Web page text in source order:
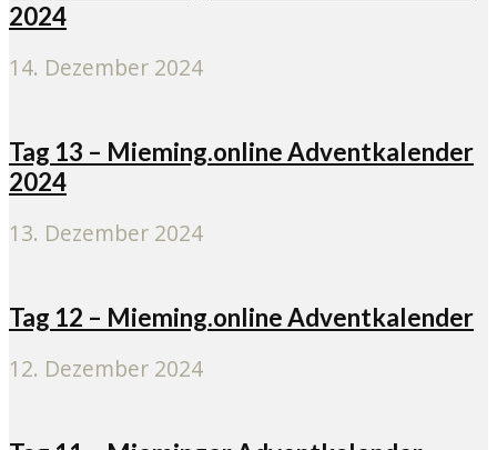
2024
14. Dezember 2024
Tag 13 – Mieming.online Adventkalender
2024
13. Dezember 2024
Tag 12 – Mieming.online Adventkalender
12. Dezember 2024